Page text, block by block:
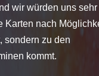
wir würden uns sehr
Karten nach
sondern zu den
kommt.